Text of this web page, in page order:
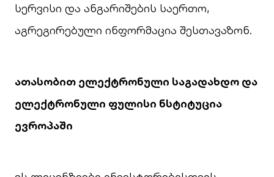
სერვისი და ანგარიშების საერთო,
აგრეგირებული ინფორმაცია შესთავაზონ.
ათასობით ელექტრონული საგადახდო და
ელექტრონული ფულისი ნსტიტუცია
ევროპაში